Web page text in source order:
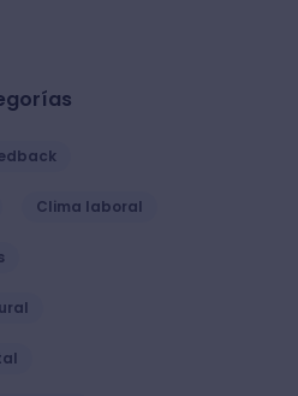
Clima laboral